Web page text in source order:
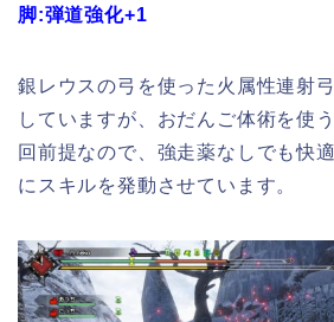
脚:弾道強化+1
銀レウスの弓を使った火属性連射
していますが、おだんご体術を使
回前提なので、強走薬なしでも快
にスキルを発動させています。